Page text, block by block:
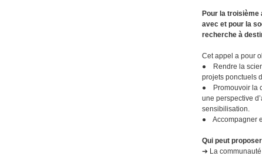
Pour la troisième
avec et pour la
recherche à
Cet appel a pour
● Rendre la
projets ponctuels
● Promouvoir la
une perspective
sensibilisation.
● Accompagner
Qui peut
➔ La